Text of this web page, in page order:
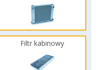
Filtr kabinowy